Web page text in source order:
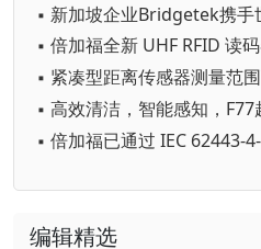
▪ 倍加福全新 UHF RFID 读
▪ 倍加福已通过 IEC 62443-
编辑精选